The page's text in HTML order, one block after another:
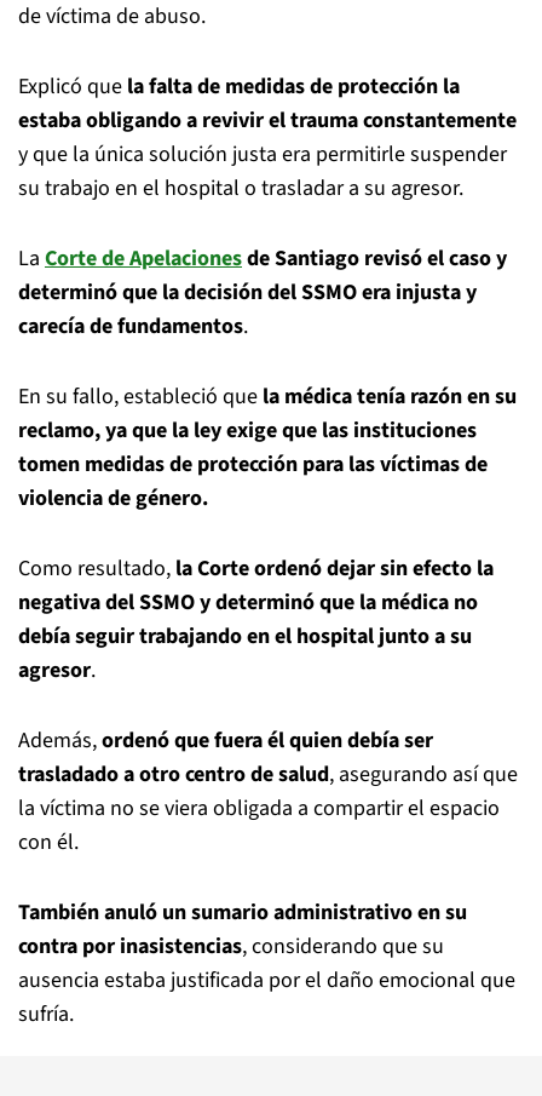
de víctima de abuso.
Explicó que la falta de medidas de protección la
estaba obligando a revivir el trauma constantemente
y que la única solución justa era permitirle suspender
su trabajo en el hospital o trasladar a su agresor.
La Corte de Apelacionesde Santiago revisó el caso y
determinó que la decisión del SSMO era injusta y
carecía de fundamentos.
En su fallo, estableció que la médica tenía razón en su
reclamo, ya que la ley exige que las instituciones
tomen medidas de protección para las víctimas de
violencia de género.
Como resultado, la Corte ordenó dejar sin efecto la
negativa del SSMO y determinó que la médica no
debía seguir trabajando en el hospital junto a su
agresor.
Además,ordenó que fuera él quien debía ser
trasladado a otro centro de salud, asegurando así que
la víctima no se viera obligada a compartir el espacio
con él.
También anuló un sumario administrativo en su
contra por inasistencias, considerando que su
ausencia estaba justificada por el daño emocional que
sufría.